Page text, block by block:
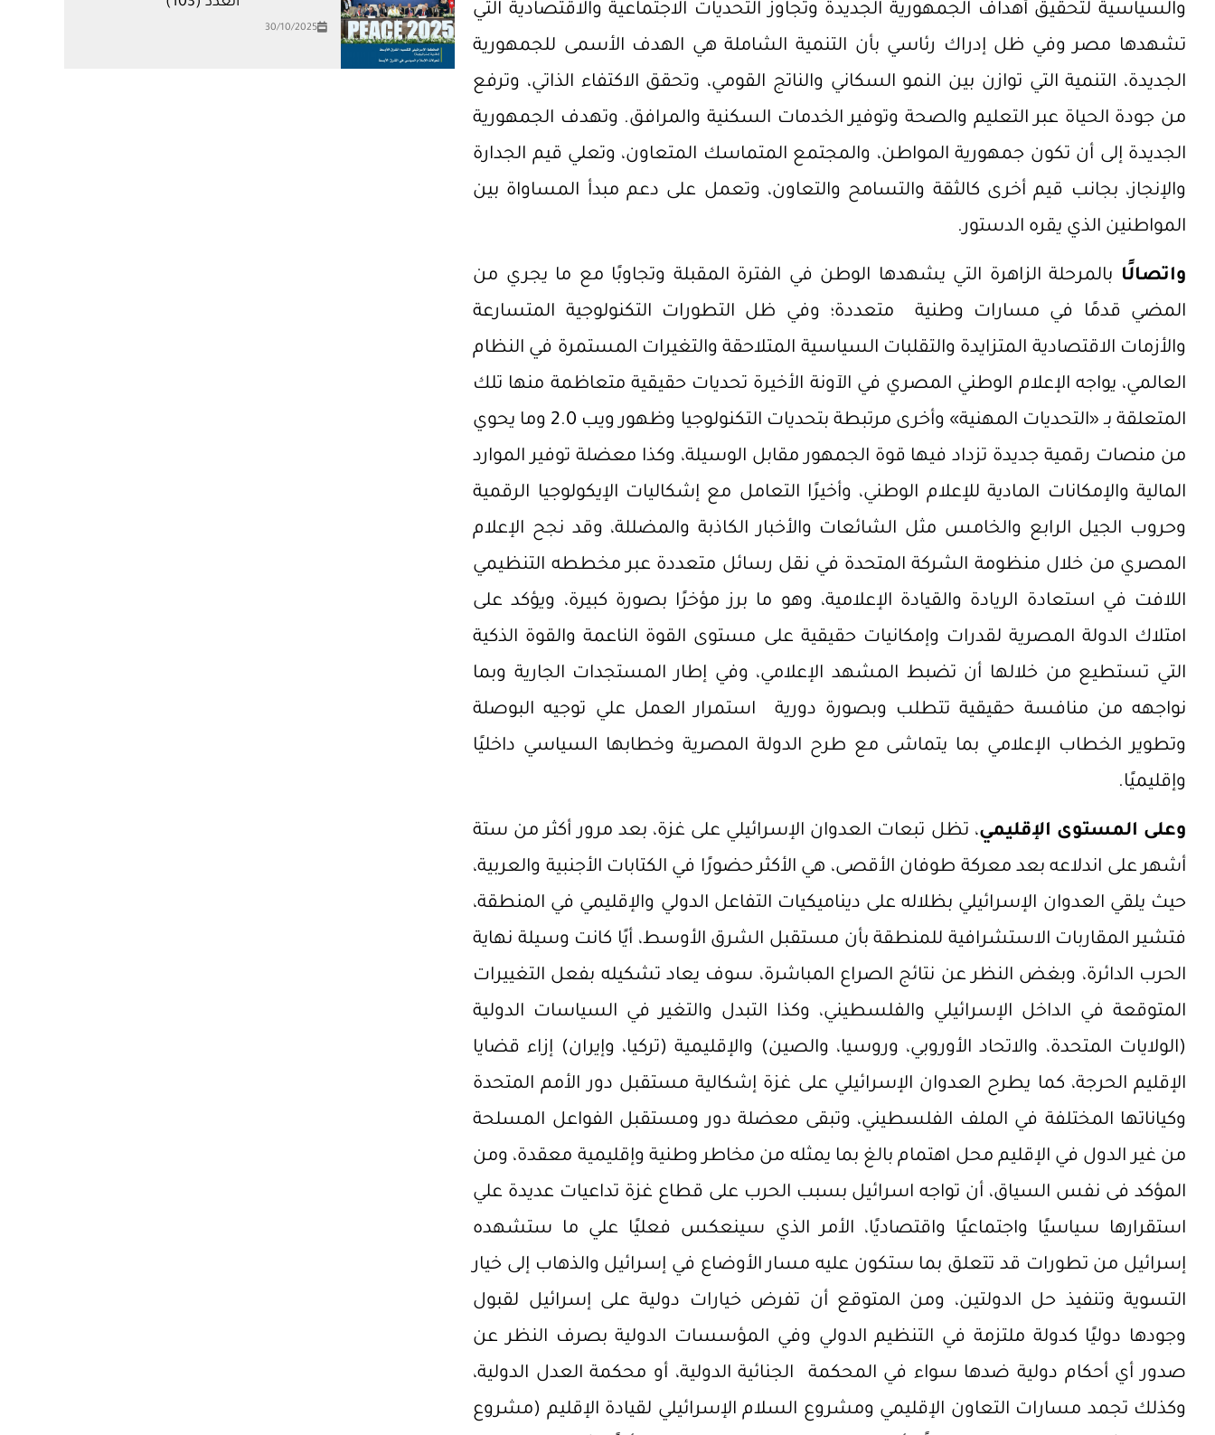
والسياسية لتحقيق أهداف الجمهورية الجديدة وتجاوز التحديات الاجتماعية والاقتصادية التي
تشهدها مصر وفي ظل إدراك رئاسي بأن التنمية الشاملة هي الهدف الأسمى للجمهورية
الجديدة، التنمية التي توازن بين النمو السكاني والناتج القومي، وتحقق الاكتفاء الذاتي، وترفع
من جودة الحياة عبر التعليم والصحة وتوفير الخدمات السكنية والمرافق. وتهدف الجمهورية
الجديدة إلى أن تكون جمهورية المواطن، والمجتمع المتماسك المتعاون، وتعلي قيم الجدارة
والإنجاز، بجانب قيم أخرى كالثقة والتسامح والتعاون، وتعمل على دعم مبدأ المساواة بين
المواطنين الذي يقره الدستور.
واتصالًا بالمرحلة الزاهرة التي يشهدها الوطن في الفترة المقبلة وتجاوبًا مع ما يجري من
المضي قدمًا في مسارات وطنية متعددة؛ وفي ظل التطورات التكنولوجية المتسارعة
والأزمات الاقتصادية المتزايدة والتقلبات السياسية المتلاحقة والتغيرات المستمرة في النظام
العالمي، يواجه الإعلام الوطني المصري في الآونة الأخيرة تحديات حقيقية متعاظمة منها تلك
المتعلقة بـ «التحديات المهنية» وأخرى مرتبطة بتحديات التكنولوجيا وظهور ويب 2.0 وما يحوي
من منصات رقمية جديدة تزداد فيها قوة الجمهور مقابل الوسيلة، وكذا معضلة توفير الموارد
المالية والإمكانات المادية للإعلام الوطني، وأخيرًا التعامل مع إشكاليات الإيكولوجيا الرقمية
وحروب الجيل الرابع والخامس مثل الشائعات والأخبار الكاذبة والمضللة، وقد نجح الإعلام
المصري من خلال منظومة الشركة المتحدة في نقل رسائل متعددة عبر مخططه التنظيمي
اللافت في استعادة الريادة والقيادة الإعلامية، وهو ما برز مؤخرًا بصورة كبيرة، ويؤكد على
امتلاك الدولة المصرية لقدرات وإمكانيات حقيقية على مستوى القوة الناعمة والقوة الذكية
التي تستطيع من خلالها أن تضبط المشهد الإعلامي، وفي إطار المستجدات الجارية وبما
نواجهه من منافسة حقيقية تتطلب وبصورة دورية استمرار العمل علي توجيه البوصلة
وتطوير الخطاب الإعلامي بما يتماشى مع طرح الدولة المصرية وخطابها السياسي داخليًا
وإقليميًا.
وعلى المستوى الإقليمي، تظل تبعات العدوان الإسرائيلي على غزة، بعد مرور أكثر من ستة
أشهر على اندلاعه بعد معركة طوفان الأقصى، هي الأكثر حضورًا في الكتابات الأجنبية والعربية،
حيث يلقي العدوان الإسرائيلي بظلاله على ديناميكيات التفاعل الدولي والإقليمي في المنطقة،
فتشير المقاربات الاستشرافية للمنطقة بأن مستقبل الشرق الأوسط، أيًا كانت وسيلة نهاية
الحرب الدائرة، وبغض النظر عن نتائج الصراع المباشرة، سوف يعاد تشكيله بفعل التغييرات
المتوقعة في الداخل الإسرائيلي والفلسطيني، وكذا التبدل والتغير في السياسات الدولية
(الولايات المتحدة، والاتحاد الأوروبي، وروسيا، والصين) والإقليمية (تركيا، وإيران) إزاء قضايا
الإقليم الحرجة، كما يطرح العدوان الإسرائيلي على غزة إشكالية مستقبل دور الأمم المتحدة
وكياناتها المختلفة في الملف الفلسطيني، وتبقى معضلة دور ومستقبل الفواعل المسلحة
من غير الدول في الإقليم محل اهتمام بالغ بما يمثله من مخاطر وطنية وإقليمية معقدة، ومن
المؤكد فى نفس السياق، أن تواجه اسرائيل بسبب الحرب على قطاع غزة تداعيات عديدة علي
استقرارها سياسيًا واجتماعيًا واقتصاديًا، الأمر الذي سينعكس فعليًا علي ما ستشهده
إسرائيل من تطورات قد تتعلق بما ستكون عليه مسار الأوضاع في إسرائيل والذهاب إلى خيار
التسوية وتنفيذ حل الدولتين، ومن المتوقع أن تفرض خيارات دولية على إسرائيل لقبول
وجودها دوليًا كدولة ملتزمة في التنظيم الدولي وفي المؤسسات الدولية بصرف النظر عن
صدور أي أحكام دولية ضدها سواء في المحكمة الجنائية الدولية، أو محكمة العدل الدولية،
وكذلك تجمد مسارات التعاون الإقليمي ومشروع السلام الإسرائيلي لقيادة الإقليم (مشروع
30/10/2025